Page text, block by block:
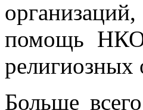
помощь НКО
религиозных
Больше